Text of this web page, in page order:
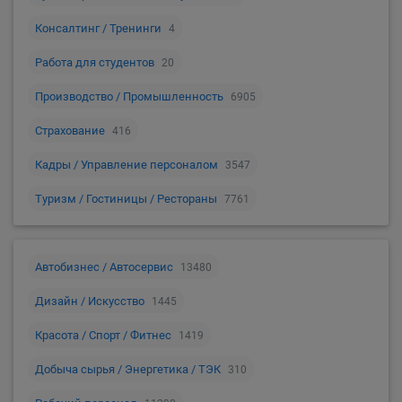
Консалтинг / Тренинги 4
Работа для студентов 20
Производство / Промышленность 6905
Страхование 416
Кадры / Управление персоналом 3547
Туризм / Гостиницы / Рестораны 7761
Автобизнес / Автосервис 13480
Дизайн / Искусство 1445
Красота / Спорт / Фитнес 1419
Добыча сырья / Энергетика / ТЭК 310